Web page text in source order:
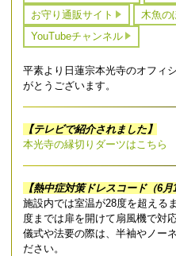
お守り通販サイト
木魚の
YouTubeチャンネル
平素より日蓮宗本光寺のオフィ
がとうございます。
【テレビで紹介されました】
本光寺の縁切りダーツはこちら
【熱中症対策ドレスコード（6月
施設内では室温が28度を超える
度までは扉を開けて扇風機で対応
儀式や法要の際は、半袖やノー
ださい。